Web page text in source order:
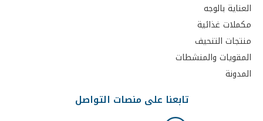
العناية بالوجه
مكملات غذائية
منتجات التنحيف
المقويات والمنشطات
المدونة
تابعنا على منصات التواصل